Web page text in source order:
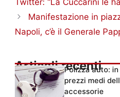
Twitter: “La Cuccarini le
Manifestazione in
Napoli, c’è il Generale
Articoli recenti
Polizza auto:
prezzi medi
accessorie